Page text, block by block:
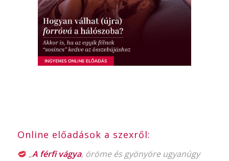
Online előadások a szexről:
„A férfi vágya, öröme és gyönyöre ugyanúgy